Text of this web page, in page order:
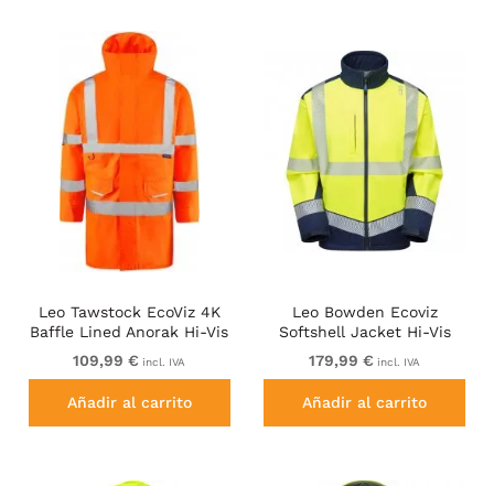
Leo Tawstock EcoViz 4K
Baffle Lined Anorak Hi-Vis
Orange
109,99 € incl. IVA
Añadir al carrito
Leo Bowden Ecoviz
Softshell Jacket Hi-Vis
Yellow/Navy Print
179,99 € incl. IVA
Añadir al carrito